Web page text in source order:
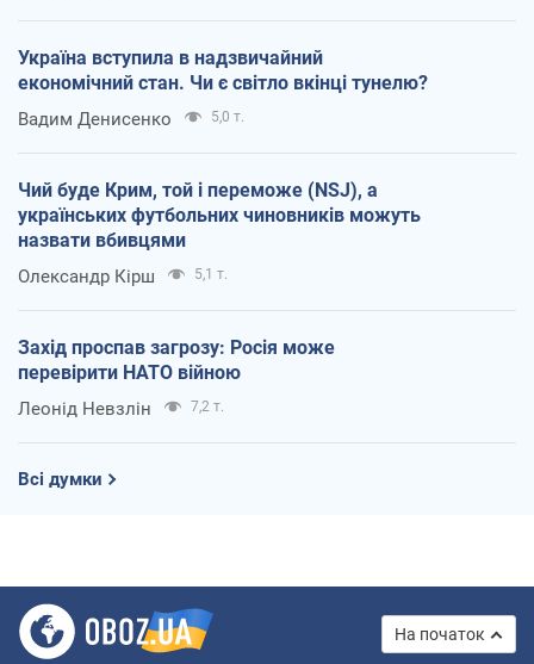
Україна вступила в надзвичайний
економічний стан. Чи є світло вкінці тунелю?
Вадим Денисенко 5,0 т.
Чий буде Крим, той і переможе (NSJ), а
українських футбольних чиновників можуть
назвати вбивцями
Олександр Кірш 5,1 т.
Захід проспав загрозу: Росія може
перевірити НАТО війною
Леонід Невзлін 7,2 т.
Всі думки
На початок